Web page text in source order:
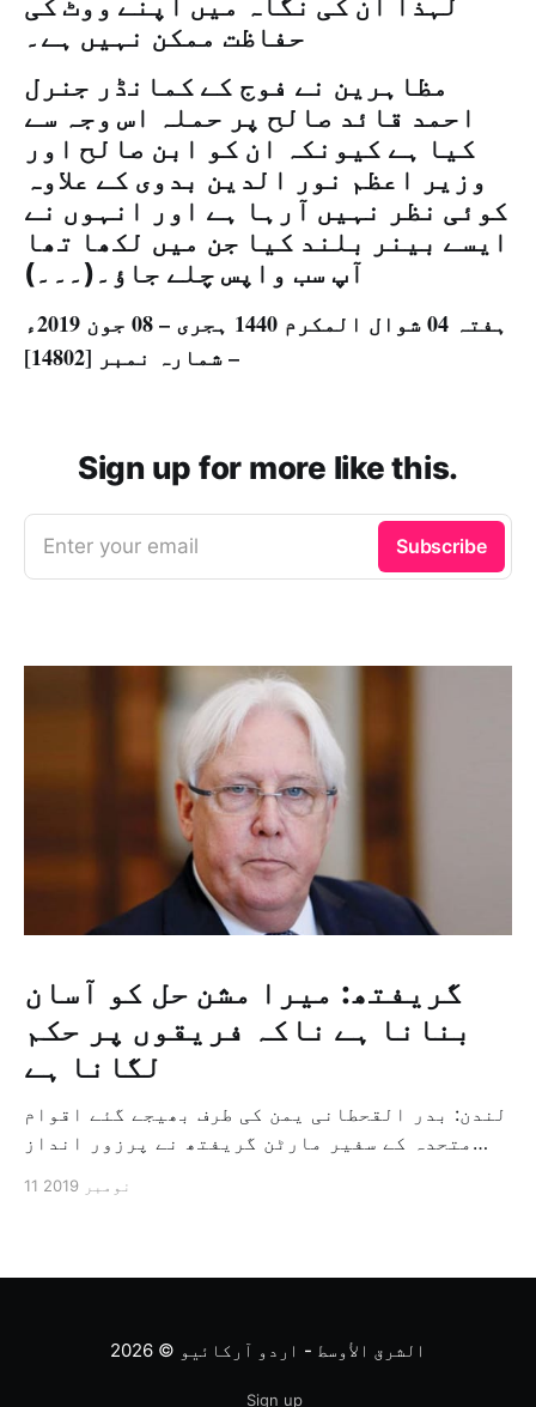
حفاظت ممکن نہیں ہے۔
مظاہرین نے فوج کے کمانڈر جنرل
احمد قائد صالح پر حملہ اس وجہ سے
کیا ہے کیونکہ ان کو ابن صالح اور
وزیر اعظم نور الدین بدوی کے علاوہ
کوئی نظر نہیں آرہا ہے اور انہوں نے
ایسے بینر بلند کیا جن میں لکھا تھا
آپ سب واپس چلے جاؤ۔(۔۔۔)
ہفتہ 04 شوال المکرم 1440 ہجری – 08 جون 2019ء
– شمارہ نمبر [14802]
Sign up for more like this.
Enter your email Subscribe
گریفتھ: میرا مشن حل کو آسان
بنانا ہے ناکہ فریقوں پر حکم
لگانا ہے
لندن: بدر القحطانی یمن کی طرف بھیجے گئے اقوام
متحدہ کے سفیر مارٹن گریفتھ نے پرزور انداز
ثالثی اور اس کشمکش کی حدبندی کرنے کے لئے ایک
11 نومبر 2019
الشرق الأوسط - اردو آرکائیو © 2026
Sign up